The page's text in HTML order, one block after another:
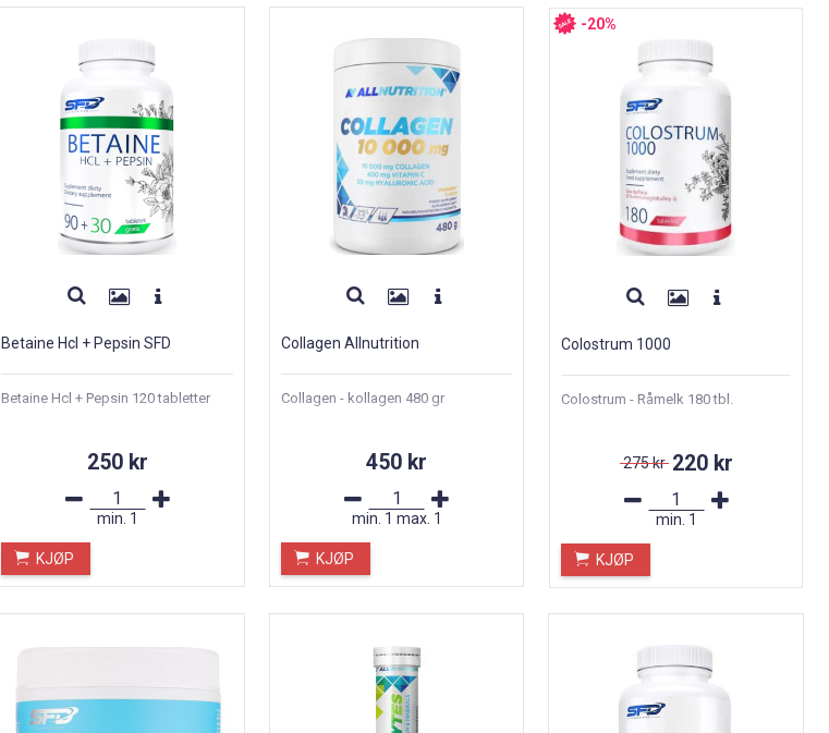
Betaine Hcl + Pepsin SFD
Betaine Hcl + Pepsin 120 tabletter
250 kr
min. 1
KJØP
Collagen Allnutrition
Collagen - kollagen 480 gr
450 kr
min. 1 max. 1
KJØP
-20%
Colostrum 1000
Colostrum - Råmelk 180 tbl.
275 kr 220 kr
min. 1
KJØP